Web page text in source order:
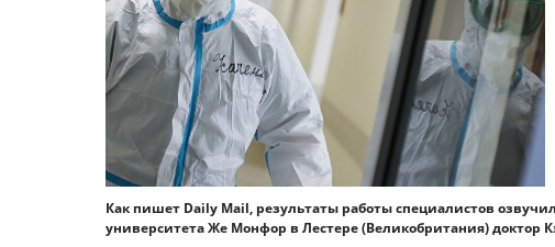
Как пишет Daily Mail, результаты работы специалистов
университета Же Монфор в Лестере (Великобритания) доктор